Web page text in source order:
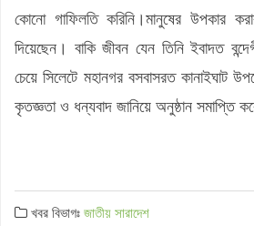
কোনো গাফিলতি করিনি।মানুষের উপকার
দিয়েছেন। বাকি জীবন যেন তিনি ইবাদত
চেয়ে সিলেটে মহানগর বসবাসরত কানাইঘাট
কৃতজ্ঞতা ও ধন্যবাদ জানিয়ে অনুষ্ঠান সমাপ্তি
খবর বিভাগঃজাতীয়সারাদেশ